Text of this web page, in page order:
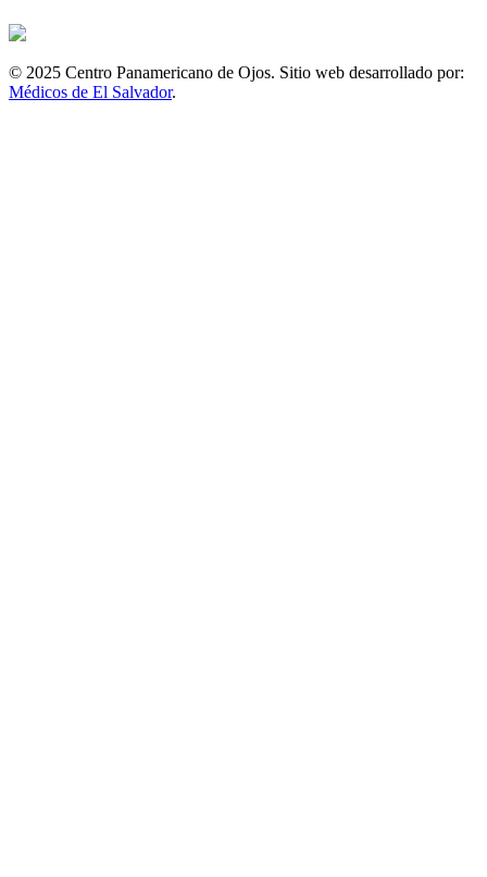
© 2025 Centro Panamericano de Ojos. Sitio web desarrollado por:
Médicos de El Salvador.